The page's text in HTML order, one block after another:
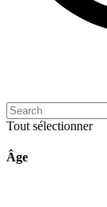
Tout sélectionner
Âge